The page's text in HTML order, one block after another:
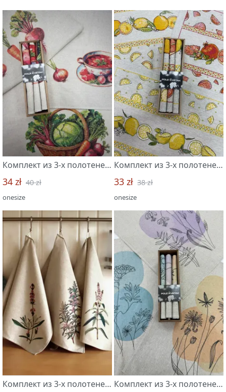
Комплект из 3-х полотенец 45*60 "Борщ-3"
34 zł 40 zł
onesize
Комплект из 3-х полотенец 46*60 "Фрукты-3"
33 zł 38 zł
onesize
Комплект из 3-х полотенец 46*60 "Прованские травы-3" Комплект из 3-х полотенец 46*60 "Графика-3"